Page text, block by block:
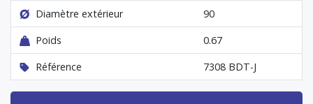
Diamètre extérieur
90
Poids
0.67
Référence
7308 BDT-J